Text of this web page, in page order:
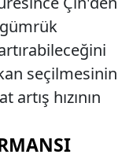
seçilmesinin
artış hızının